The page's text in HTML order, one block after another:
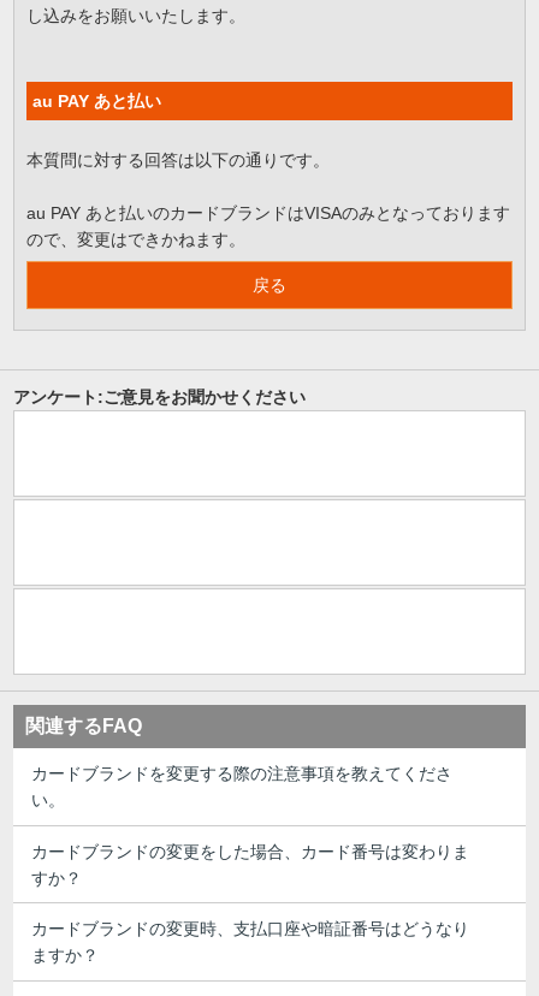
し込みをお願いいたします。
au PAY あと払い
本質問に対する回答は以下の通りです。
au PAY あと払いのカードブランドはVISAのみとなっております
ので、変更はできかねます。
戻る
アンケート:ご意見をお聞かせください
関連するFAQ
カードブランドを変更する際の注意事項を教えてくださ
い。
カードブランドの変更をした場合、カード番号は変わりま
すか？
カードブランドの変更時、支払口座や暗証番号はどうなり
ますか？